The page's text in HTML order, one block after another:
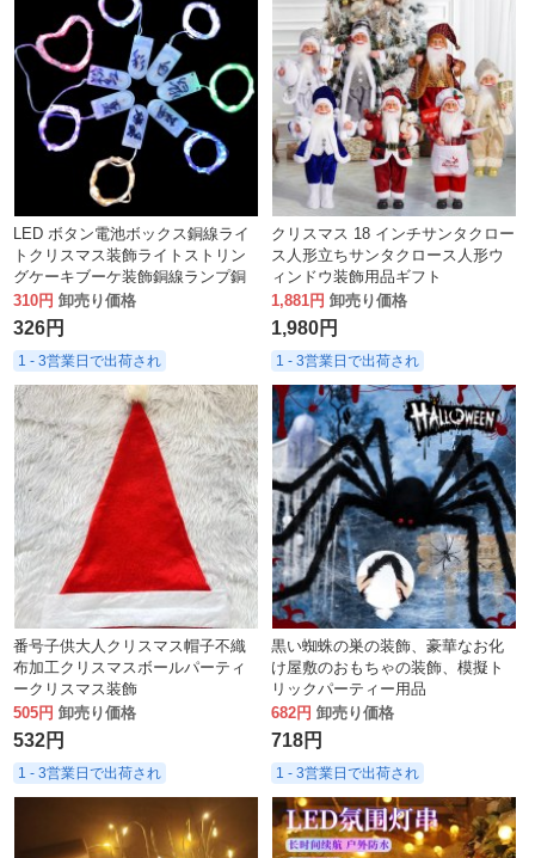
LED ボタン電池ボックス銅線ライ
トクリスマス装飾ライトストリン
グケーキブーケ装飾銅線ランプ銅
線ライトストリング
310円 卸売り価格
326円
1 - 3営業日で出荷され
クリスマス 18 インチサンタクロー
ス人形立ちサンタクロース人形ウ
ィンドウ装飾用品ギフト
1,881円 卸売り価格
1,980円
1 - 3営業日で出荷され
番号子供大人クリスマス帽子不織
布加工クリスマスボールパーティ
ークリスマス装飾
505円 卸売り価格
532円
1 - 3営業日で出荷され
黒い蜘蛛の巣の装飾、豪華なお化
け屋敷のおもちゃの装飾、模擬ト
リックパーティー用品
682円 卸売り価格
718円
1 - 3営業日で出荷され